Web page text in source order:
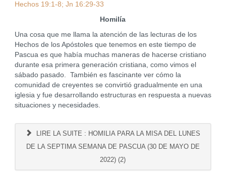
Hechos 19:1-8; Jn 16:29-33
Homilía
Una cosa que me llama la atención de las lecturas de los
Hechos de los Apóstoles que tenemos en este tiempo de
Pascua es que había muchas maneras de hacerse cristiano
durante esa primera generación cristiana, como vimos el
sábado pasado. También es fascinante ver cómo la
comunidad de creyentes se convirtió gradualmente en una
iglesia y fue desarrollando estructuras en respuesta a nuevas
situaciones y necesidades.
LIRE LA SUITE : HOMILIA PARA LA MISA DEL LUNES
DE LA SEPTIMA SEMANA DE PASCUA (30 DE MAYO DE
2022) (2)